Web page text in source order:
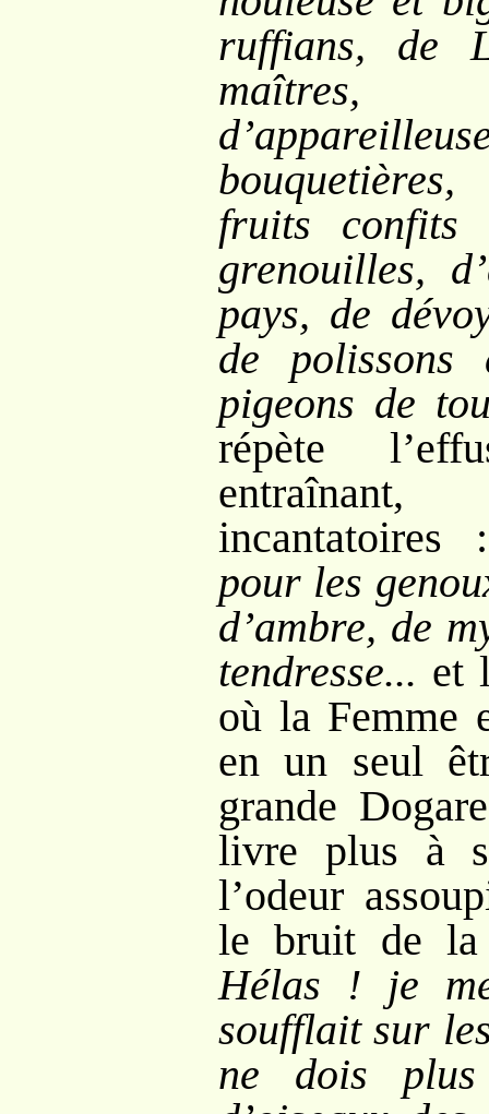
ruffians, de
fruits confits
grenouilles,
pays, de
de
pigeons de
répète
incantatoires
pour les
d’ambre, de
tendresse... et
où la Femme
en un seul
grande
livre plus à
l’odeur
le bruit de la
Hélas
! je
soufflait sur
ne dois